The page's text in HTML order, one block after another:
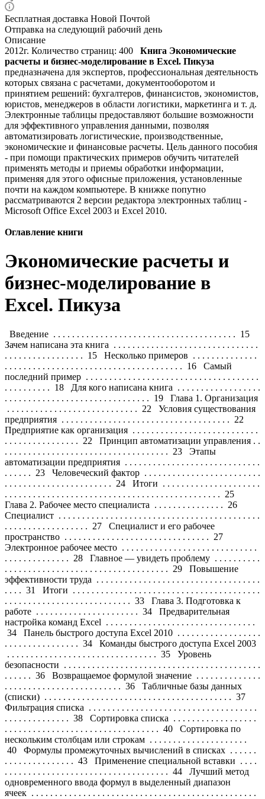
Бесплатная доставка Новой Почтой
Отправка на следующий рабочий день
Описание
2012г. Количество страниц: 400 Книга Экономические
расчеты и бизнес-моделирование в Excel. Пикуза
предназначена для экспертов, профессиональная деятельность
которых связана с расчетами, документооборотом и
принятием решений: бухгалтеров, финансистов, экономистов,
юристов, менеджеров в области логистики, маркетинга и т. д.
Электронные таблицы предоставляют большие возможности
для эффективного управления данными, позволяя
автоматизировать логистические, производственные,
экономические и финансовые расчеты. Цель данного пособия
- при помощи практических примеров обучить читателей
применять методы и приемы обработки информации,
применяя для этого офисные приложения, установленные
почти на каждом компьютере. В книжке попутно
рассматриваются 2 версии редактора электронных таблиц -
Microsoft Office Excel 2003 и Excel 2010.
Оглавление книги
Экономические расчеты и
бизнес-моделирование в
Excel. Пикуза
Введение . . . . . . . . . . . . . . . . . . . . . . . . . . . . . . . . . . . . . . . 15 Зачем написана эта книга . . . . . . . . . . . . . . . . . . . . . . . . . . . . . . . . . . . . . . . . . . . . . . . . 15 Несколько примеров . . . . . . . . . . . . . . . . . . . . . . . . . . . . . . . . . . . . . . . . . . . . . . . . . . . . 16 Самый последний пример . . . . . . . . . . . . . . . . . . . . . . . . . . . . . . . . . . . . . . . . . . . . . . . 18 Для кого написана книга . . . . . . . . . . . . . . . . . . . . . . . . . . . . . . . . . . . . . . . . . . . . . . . . . 19 Глава 1. Организация . . . . . . . . . . . . . . . . . . . . . . . . . . . . 22 Условия существования предприятия . . . . . . . . . . . . . . . . . . . . . . . . . . . . . . . . . . . . 22 Предприятие как организация . . . . . . . . . . . . . . . . . . . . . . . . . . . . . . . . . . . . . . . . . . . 22 Принцип автоматизации управления . . . . . . . . . . . . . . . . . . . . . . . . . . . . . . . . . . . . . 23 Этапы автоматизации предприятия . . . . . . . . . . . . . . . . . . . . . . . . . . . . . . . . . . . 23 Человеческий фактор . . . . . . . . . . . . . . . . . . . . . . . . . . . . . . . . . . . . . . . . . . . . . . . . 24 Итоги . . . . . . . . . . . . . . . . . . . . . . . . . . . . . . . . . . . . . . . . . . . . . . . . . . . . . . . . . . . . . . . . . . . 25 Глава 2. Рабочее место специалиста . . . . . . . . . . . . . . . 26 Специалист . . . . . . . . . . . . . . . . . . . . . . . . . . . . . . . . . . . . . . . . . . . . . . . . . . . . . . . . . . . . . 27 Специалист и его рабочее пространство . . . . . . . . . . . . . . . . . . . . . . . . . . . . . . . 27 Электронное рабочее место . . . . . . . . . . . . . . . . . . . . . . . . . . . . . . . . . . . . . . . . . . . 28 Главное — увидеть проблему . . . . . . . . . . . . . . . . . . . . . . . . . . . . . . . . . . . . . . . . . . . . . 29 Повышение эффективности труда . . . . . . . . . . . . . . . . . . . . . . . . . . . . . . . . . . . . . . . 31 Итоги . . . . . . . . . . . . . . . . . . . . . . . . . . . . . . . . . . . . . . . . . . . . . . . . . . . . . . . . . . . . . . . . . . . 33 Глава 3. Подготовка к работе . . . . . . . . . . . . . . . . . . . . . . 34 Предварительная настройка команд Excel . . . . . . . . . . . . . . . . . . . . . . . . . . . . . . . . 34 Панель быстрого доступа Excel 2010 . . . . . . . . . . . . . . . . . . . . . . . . . . . . . . . . . . 34 Команды быстрого доступа Excel 2003 . . . . . . . . . . . . . . . . . . . . . . . . . . . . . . . . 35 Уровень безопасности . . . . . . . . . . . . . . . . . . . . . . . . . . . . . . . . . . . . . . . . . . . . . . . . 36 Возвращаемое формулой значение . . . . . . . . . . . . . . . . . . . . . . . . . . . . . . . . . . . . . . . 36 Табличные базы данных (списки) . . . . . . . . . . . . . . . . . . . . . . . . . . . . . . . . . . . . . . . . 37 Фильтрация списка . . . . . . . . . . . . . . . . . . . . . . . . . . . . . . . . . . . . . . . . . . . . . . . . . . 38 Сортировка списка . . . . . . . . . . . . . . . . . . . . . . . . . . . . . . . . . . . . . . . . . . . . . . . . . . . 40 Сортировка по нескольким столбцам или строкам . . . . . . . . . . . . . . . . . . . . . 40 Формулы промежуточных вычислений в списках . . . . . . . . . . . . . . . . . . . . . 43 Применение специальной вставки . . . . . . . . . . . . . . . . . . . . . . . . . . . . . . . . . . . . . . . 44 Лучший метод одновременного ввода формул в выделенный диапазон ячеек . . . . . . . . . . . . . . . . . . . . . . . . . . . . . . . . . . . . . . . . . . . . . . . . . . . . . . . . . . . . . . . . 45 Объекты VBA . . . . . . . . . . . . . . . . . . . . . . . . . . . . . . . . . . . . . . . . . . . . . . . . . . . . . . . . . . . 46 Свойства объектов . . . . . . . . . . . . . . . . . . . . . . . . . . . . . . . . . . . . . . . . . . . . . . . . . . . 47 Методы объектов . . . . . . . . . . . . . . . . . . . . . . . . . . . . . . . . . . . . . . . . . . . . . . . . . . . . . 48 Применение VBA для создания моделей . . . . . . . . . . . . . . . . . . . . . . . . . . . . . . 48 Терминология . . . . . . . . . . . . . . . . . . . . . . . . . . . . . . . . . . . . . . . . . . . . . . . . . . . . . . . . 49 Итоги . . . . . . . . . . . . . . . . . . . . . . . . . . . . . . . . . . . . . . . . . . . . . . . . . . . . . . . . . . . . . . . . . . . 49 Глава 4. Оформление и регистрация командировочных удостоверений . . . . . . . . . . . . . . . . 50 Журнал регистрации командировочных удостоверений . . . . . . . . . . . . . . . . . . . 50 Закрепление областей . . . . . . . . . . . . . . . . . . . . . . . . . . . . . . . . . . . . . . . . . . . . . . . . 50 Заполнение списка на листе ЖурналРегистрацииКУ . . . . . . . . . . . . . . . . . . 52 Форма командировочного удостоверения . . . . . . . . . . . . . . . . . . . . . . . . . . . . . . . . 54 Создание лицевой стороны формы удостоверения . . . . . . . . . . . . . . . . . . . . . 54 Формулы поиска информации . . . . . . . . . . . . . . . . . . . . . . . . . . . . . . . . . . . . . . . . 54 Обратная сторона командировочного удостоверения . . . . . . . . . . . . . . . . . . 56 Создание элементов управления . . . . . . . . . . . . . . . . . . . . . . . . . . . . . . . . . . . . . . . . . 56 Список . . . . . . . . . . . . . . . . . . . . . . . . . . . . . . . . . . . . . . . . . . . . . . . . . . . . . . . . . . . . . . 57 Счетчик . . . . . . . . . . . . . . . . . . . . . . . . . . . . . . . . . . . . . . . . . . . . . . . . . . . . . . . . . . . . . . 59 Вывод на печать бланка командировочного удостоверения . . . . . . . . . . . . . . . . 60 Вывод командировочного удостоверения на печать стандартными методами . . . . . . . . . . . . . . . . . . . . . . . . . . . . . . . . . . . . . . . . . . . 60 Вывод командировочного удостоверения на печать с помощью макроса . . . . . . . . . . . . . . . . . . . . . . . . . . . . . . . . . . . . . . . . . . . . . . . 60 Вставка содержимого выбранной строки в конец списка . . . . . . . . . . . . . . . . . . 70 Исследование кода VBA макроса вставки строки в Excel 2003 . . . . . . . . . . 70 Исследование кода VBA макроса вставки строки в Excel 2010 . . . . . . . . . . 74 Итоги . . . . . . . . . . . . . . . . . . . . . . . . . . . . . . . . . . . . . . . . . . . . . . . . . . . . . . . . . . . . . . . . . . . 77 Глава 5. Формирование и учет кассовых документов . . . . . . . . . . . . . . . . . . . . . . . . . . 78 Техническое задание . . . . . . . . . . . . . . . . . . . . . . . . . . . . . . . . . . . . . . . . . . . . . . . . . . . . . 79 Состав приложения . . . . . . . . . . . . . . . . . . . . . . . . . . . . . . . . . . . . . . . . . . . . . . . . . . . . . 79 Кассовый журнал . . . . . . . . . . . . . . . . . . . . . . . . . . . . . . . . . . . . . . . . . . . . . . . . . . . . . . . 79 Область табличной базы данных кассового журнала . . . . . . . . . . . . . . . . . . . 80 Приемы автоматизации при заполнении журнала кассовых документов . . . . . . . . . . . . . . . . . . . . . . . . . . . . . . . . . . . . . . . . . . . . . . 83 Изменение параметров Excel перед записью макросов . . . . . . . . . . . . . . . . . 84 Абсолютная, относительная и смешанные ссылки при записи и выполнении макроса . . . . . . . . . . . . . . . . . . . . . . . . . . . . . . . . . . . . . . . . . . . . 85 Создание процедуры автоматического заполнения журнала . . . . . . . . . . . . . . . 93 Запись кода VBA при вводе формул в процессе записи макроса . . . . . . . . 93 Подпрограмма ввода записи в журнал регистрации кассовых документов . . . . . . . . . . . . . . . . . . . . . . . . . . . . . . . . . . . . . . . . . . . . . . . . . . . . . . 100 Пользовательские диалоговые окна . . . . . . . . . . . . . . . . . . . . . . . . . . . . . . . . . . 104 Автоматизация заполнения данных расходного ордера . . . . . . . . . . . . . . . 107 Расходный кассовый ордер . . . . . . . . . . . . . . . . . . . . . . . . . . . . . . . . . . . . . . . . . . . . . 108 Приходный кассовый ордер . . . . . . . . . . . . . . . . . . . . . . . . . . . . . . . . . . . . . . . . . . . . 109 Квитанция к приходному кассовому ордеру . . . . . . . . . . . . . . . . . . . . . . . . . . 110 Итоги . . . . . . . . . . . . . . . . . . . . . . . . . . . . . . . . . . . . . . . . . . . . . . . . . . . . . . . . . . . . . . . . . . 111 Глава 6. Учет расхода топлива . . . . . . . . . . . . . . . . . . . 112 Схема потоков информации при вводе и обработке данных по путевым листам . . . . . . . . . . . . . . . . . . . . . . . . . . . . . . . . . . . . . . . . . . . . . . . . . . 112 Состав приложения . . . . . . . . . . . . . . . . . . . . . . . . . . . . . . . . . . . . . . . . . . . . . . . . . . . . 113 Рабочий лист Модель . . . . . . . . . . . . . . . . . . . . . . . . . . . . . . . . . . . . . . . . . . . . . . . 113 Рабочий лист Водители . . . . . . . . . . . . . . . . . . . . . . . . . . . . . . . . . . . . . . . . . . . . . 114 Рабочий лист Нормы . . . . . . . . . . . . . . . . . . . . . . . . . . . . . . . . . . . . . . . . . . . . . . . . 115 Рабочий лист БазаДанных . . . . . . . . . . . . . . . . . . . . . . . . . . . . . . . . . . . . . . . . . . . 119 Рабочий лист ВводДанных . . . . . . . . . . . . . . . . . . . . . . . . . . . . . . . . . . . . . . . . . . 120 Создание таблицы ввода данных на листе ВводДанных . . . . . . . . . . . . . . . . . . . . . . . . . . . . . . . . . . . . . . . . . . . . . . . 121 Область ввода и расчета обязательных параметров . . . . . . . . . . . . . . . . . . . 121 Ввод данных по автомобилю и водителю . . . . . . . . . . . . . . . . . . . . . . . . .